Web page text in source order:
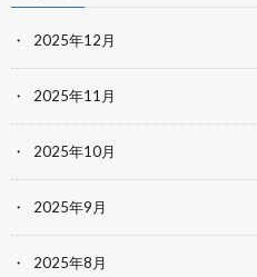
2025年12月
2025年11月
2025年10月
2025年9月
2025年8月